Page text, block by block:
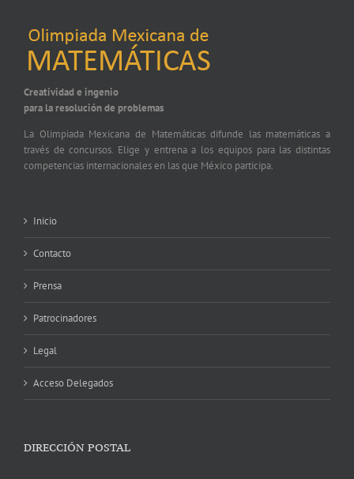
Creatividad e ingenio
para la resolución de problemas
La Olimpiada Mexicana de Matemáticas difunde las matemáticas a
través de concursos. Elige y entrena a los equipos para las distintas
competencias internacionales en las que México participa.
Inicio
Contacto
Prensa
Patrocinadores
Legal
Acceso Delegados
DIRECCIÓN POSTAL